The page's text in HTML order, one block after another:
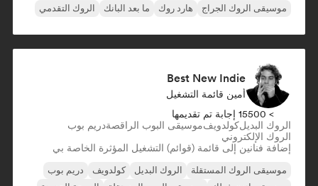
موسيقى الروك الجراج
هارد روك ما بعد البانك الروك التقدمي
Best New Indie
أمين قائمة التشغيل
> 15500 إجابة تم تقديمها
الروك البديلكولدويفموسيقى البوب الراقصةدريم بوب
الروك الإلكتروني
إضافة فنانين إلى قائمة (قوائم) التشغيل المؤثرة الخاصة بي
موسيقى الروك المستقلة الروك البديل كولدويف
دريم بوب